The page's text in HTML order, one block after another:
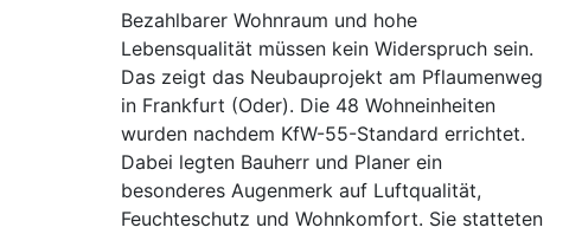
Bezahlbarer Wohnraum und hohe
Lebensqualität müssen kein Widerspruch sein.
Das zeigt das Neubauprojekt am Pflaumenweg
in Frankfurt (Oder). Die 48 Wohneinheiten
wurden nachdem KfW-55-Standard errichtet.
Dabei legten Bauherr und Planer ein
besonderes Augenmerk auf Luftqualität,
Feuchteschutz und Wohnkomfort. Sie statteten